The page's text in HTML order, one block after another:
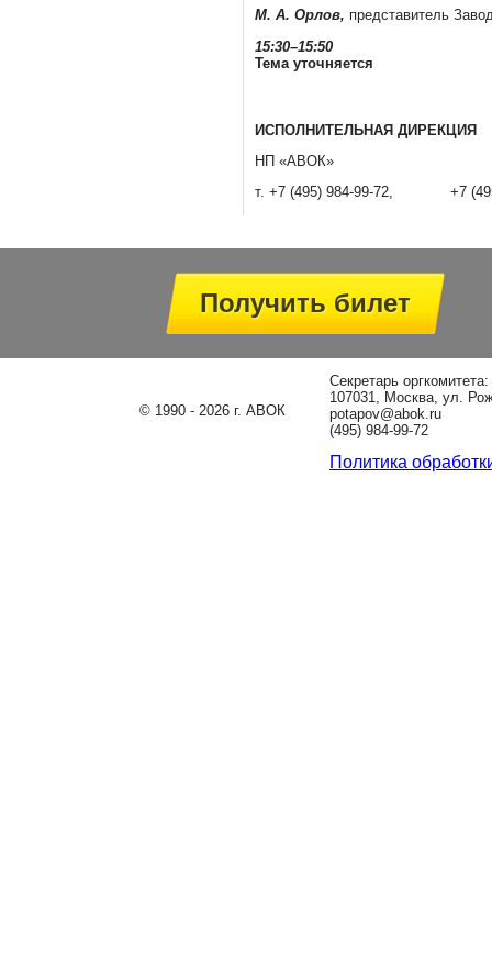
М. А. Орлов, представитель
15:30–15:50
Тема уточняется
ИСПОЛНИТЕЛЬНАЯ ДИРЕКЦИЯ
НП «АВОК»
т. +7 (495) 984-99-72, +7
Получить билет
© 1990 - 2026 г. АВОК
Секретарь
107031, Москва, ул.
potapov@abok.ru
(495) 984-99-72
Политика